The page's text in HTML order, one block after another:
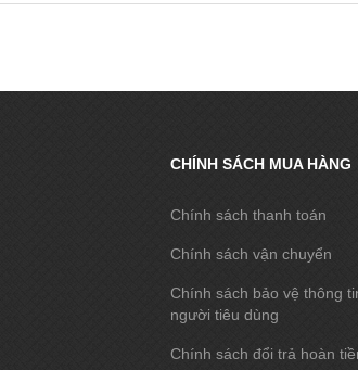
CHÍNH SÁCH MUA HÀNG
Chính sách thanh toán
Chính sách vận chuyển
Chính sách bảo vệ thông
người tiêu dùng
Chính sách đổi trả hoàn